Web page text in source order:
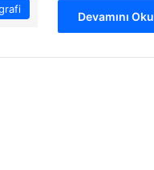
Devamını